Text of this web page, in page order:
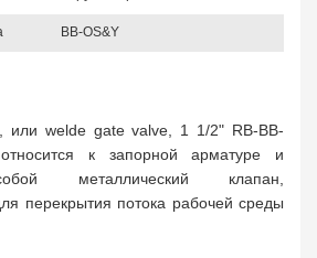
BB-OS&Y
или welde gate valve, 1 1/2" RB-BB-
к запорной арматуре и
металлический клапан,
перекрытия потока рабочей среды